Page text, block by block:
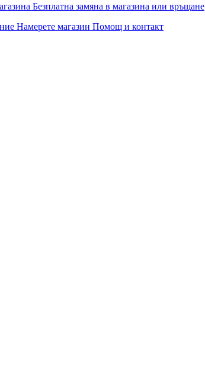
Безплатна замяна в магазина или връщане
Намерете магазин Помощ и контакт